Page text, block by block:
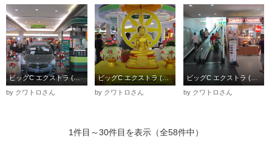
ビッグC エクストラ (パタヤカ－ン店)
by クワトロさん
ビッグC エクストラ (パタヤカ－ン店)
by クワトロさん
ビッグC エクストラ (パタヤカ－ン店)
by クワトロさん
1件目～30件目を表示（全58件中）